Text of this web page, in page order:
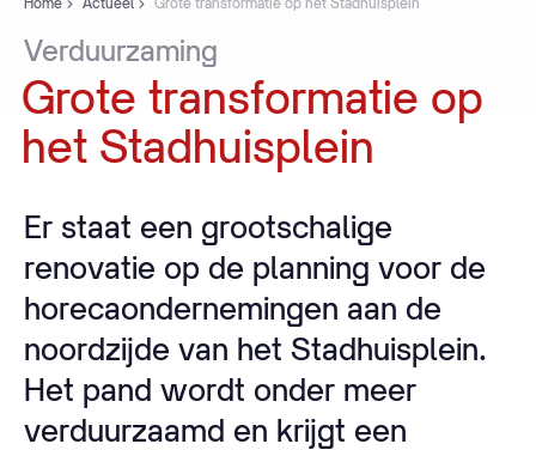
Home Actueel Grote transformatie op het Stadhuisplein
Verduurzaming
Grote transformatie op
het Stadhuisplein
Er staat een grootschalige
renovatie op de planning voor de
horecaondernemingen aan de
noordzijde van het Stadhuisplein.
Het pand wordt onder meer
verduurzaamd en krijgt een